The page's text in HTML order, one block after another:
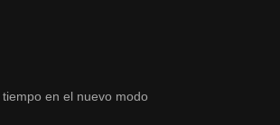
en el nuevo modo